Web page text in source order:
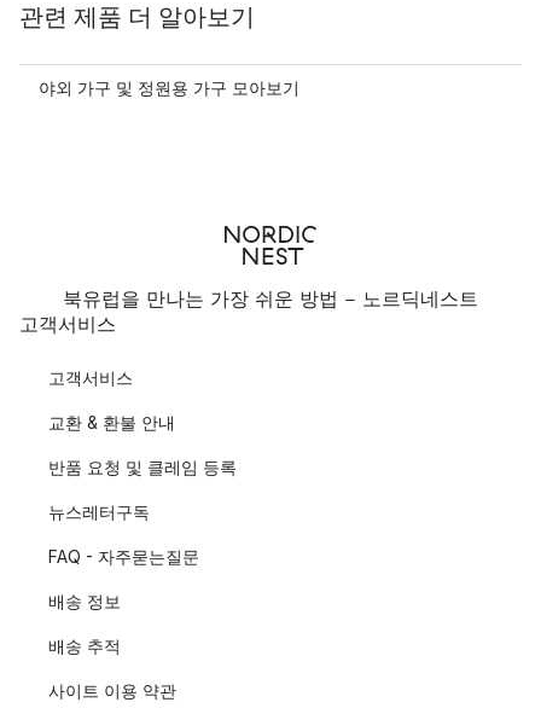
관련 제품 더 알아보기
야외 가구 및 정원용 가구 모아보기
북유럽을 만나는 가장 쉬운 방법 - 노르딕네스트
고객서비스
고객서비스
교환 & 환불 안내
반품 요청 및 클레임 등록
뉴스레터구독
FAQ - 자주묻는질문
배송 정보
배송 추적
사이트 이용 약관